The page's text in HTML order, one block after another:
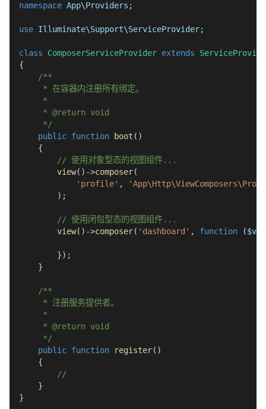
namespace App\Providers ;
use Illuminate\Support\ServiceProvider;
class ComposerServiceProvider extends
{
/**
     * 在容器内注册所有绑定。
     *
     * @return void
     */
public function boot ( )
{
// 使用对象型态的视图组件...
view( ) ->composer(
'profile' ,
) ;
// 使用闭包型态的视图组件...
view( ) ->composer( 'dashboard' , function (
}) ;
}
/**
     * 注册服务提供者。
     *
     * @return void
     */
public function register( )
{
//
}
}